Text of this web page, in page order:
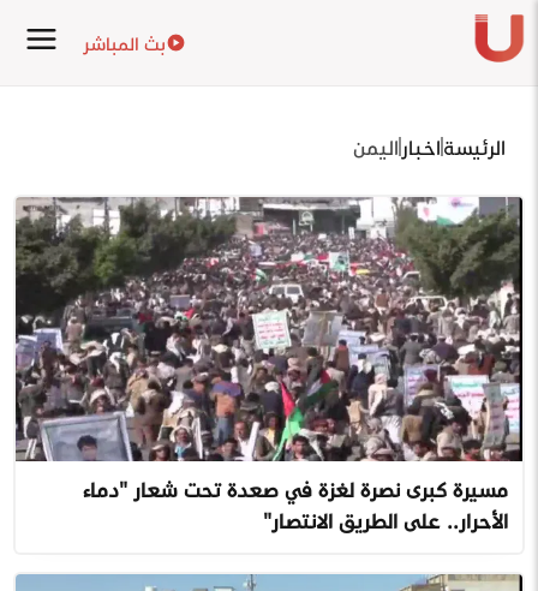
بث المباشر
الرئيسةاخبار اليمن
مسيرة كبرى نصرة لغزة في صعدة تحت شعار "دماء
الأحرار.. على الطريق الانتصار"